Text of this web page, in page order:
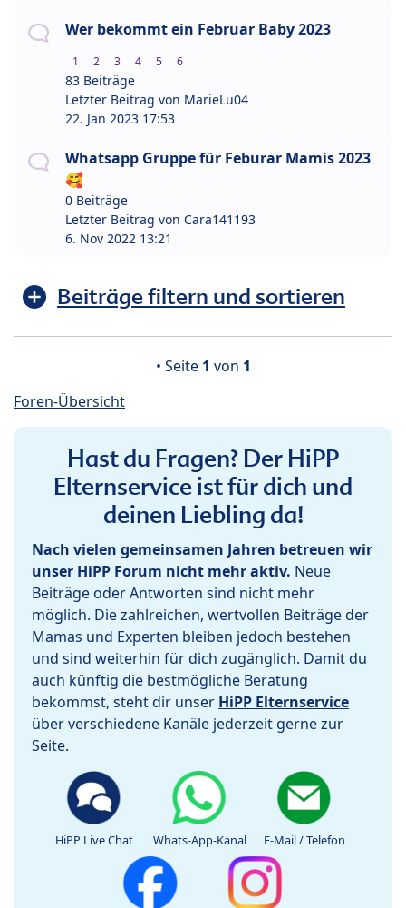
Wer bekommt ein Februar Baby 2023
1 2 3 4 5 6
83 Beiträge
Letzter Beitrag von MarieLu04
22. Jan 2023 17:53
Whatsapp Gruppe für Feburar Mamis 2023
🥰
0 Beiträge
Letzter Beitrag von Cara141193
6. Nov 2022 13:21
Beiträge filtern und sortieren
• Seite 1 von 1
Foren-Übersicht
Hast du Fragen? Der HiPP
Elternservice ist für dich und
deinen Liebling da!
Nach vielen gemeinsamen Jahren betreuen wir
unser HiPP Forum nicht mehr aktiv. Neue
Beiträge oder Antworten sind nicht mehr
möglich. Die zahlreichen, wertvollen Beiträge der
Mamas und Experten bleiben jedoch bestehen
und sind weiterhin für dich zugänglich. Damit du
auch künftig die bestmögliche Beratung
bekommst, steht dir unser HiPP Elternservice
über verschiedene Kanäle jederzeit gerne zur
Seite.
HiPP Live Chat Whats-App-Kanal E-Mail / Telefon